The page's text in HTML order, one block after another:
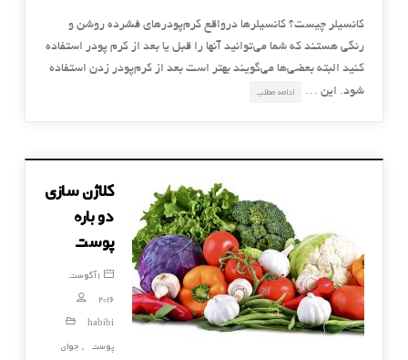
کانسیلر چیست؟ کانسیلرها درواقع کرم‌پودرهای فشرده روشن و
رنگی هستند که شما می‌توانید آنها را قبل یا بعد از کرم پودر استفاده
کنید البته بعضی‌ها می‌گویند بهتر است بعد از کرم‌پودر زدن استفاده
شود. این …
ادامه مطلب
کلاژن سازی
دو باره
پوست
1 آگوست,
2016
habibi
پوست
, جوان